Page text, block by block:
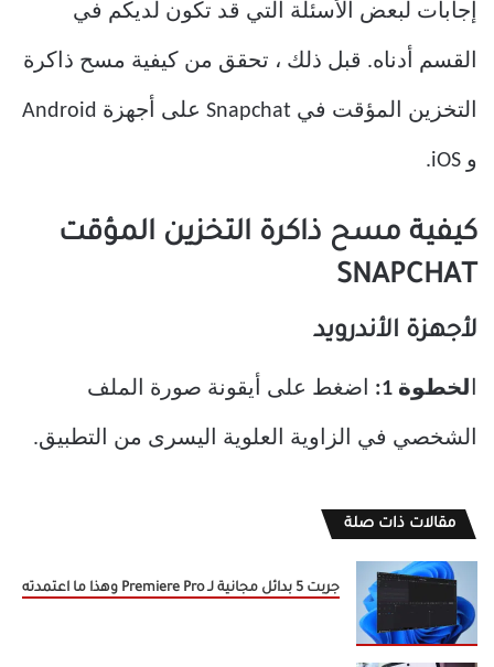
إجابات لبعض الأسئلة التي قد تكون لديكم في
القسم أدناه. قبل ذلك ، تحقق من كيفية مسح ذاكرة
التخزين المؤقت في Snapchat على أجهزة Android
و iOS.
كيفية مسح ذاكرة التخزين المؤقت
SNAPCHAT
لأجهزة الأندرويد
الخطوة 1: اضغط على أيقونة صورة الملف
الشخصي في الزاوية العلوية اليسرى من التطبيق.
مقالات ذات صلة
جربت 5 بدائل مجانية لـ Premiere Pro وهذا ما اعتمدته